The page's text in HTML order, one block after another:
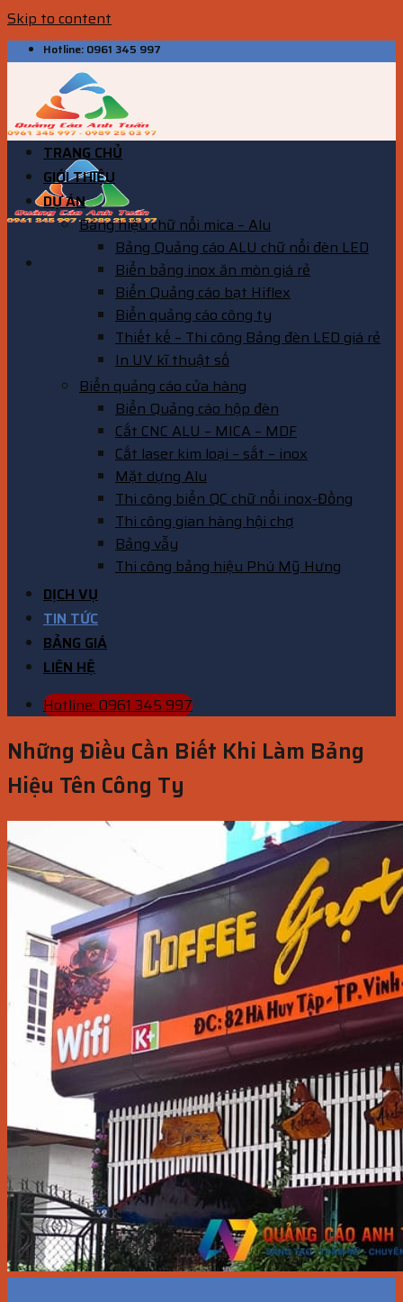
Skip to content
Hotline: 0961 345 997
TRANG CHỦ
GIỚI THIỆU
DỰ ÁN
Bảng hiệu chữ nổi mica – Alu
Bảng Quảng cáo ALU chữ nổi đèn LED
Biển bảng inox ăn mòn giá rẻ
Biển Quảng cáo bạt Hiflex
Biển quảng cáo công ty
Thiết kế – Thi công Bảng đèn LED giá rẻ
In UV kĩ thuật số
Biển quảng cáo cửa hàng
Biển Quảng cáo hộp đèn
Cắt CNC ALU – MICA – MDF
Cắt laser kim loại – sắt – inox
Mặt dựng Alu
Thi công biển QC chữ nổi inox-Đồng
Thi công gian hàng hội chợ
Bảng vẫy
Thi công bảng hiệu Phú Mỹ Hưng
DỊCH VỤ
TIN TỨC
BẢNG GIÁ
LIÊN HỆ
Hotline: 0961 345 997
Những Điều Cần Biết Khi Làm Bảng
Hiệu Tên Công Ty